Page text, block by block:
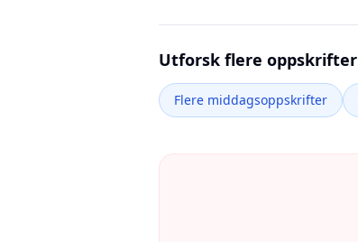
Utforsk flere oppskrifter
Flere middagsoppskrifter